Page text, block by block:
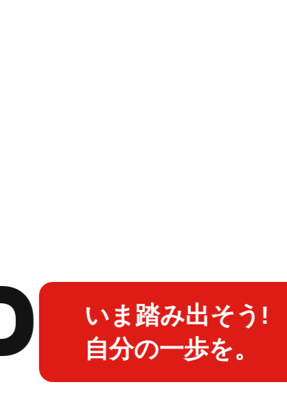
いま踏み出そう!
自分の一歩を。